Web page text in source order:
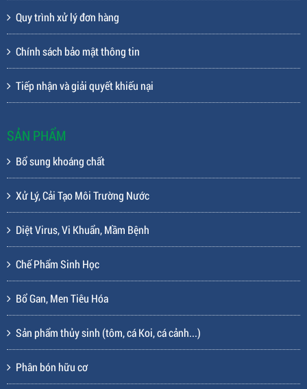
Quy trình xử lý đơn hàng
Chính sách bảo mật thông tin
Tiếp nhận và giải quyết khiếu nại
SẢN PHẨM
Bổ sung khoáng chất
Xử Lý, Cải Tạo Môi Trường Nước
Diệt Virus, Vi Khuẩn, Mầm Bệnh
Chế Phẩm Sinh Học
Bổ Gan, Men Tiêu Hóa
Sản phẩm thủy sinh (tôm, cá Koi, cá cảnh...)
Phân bón hữu cơ